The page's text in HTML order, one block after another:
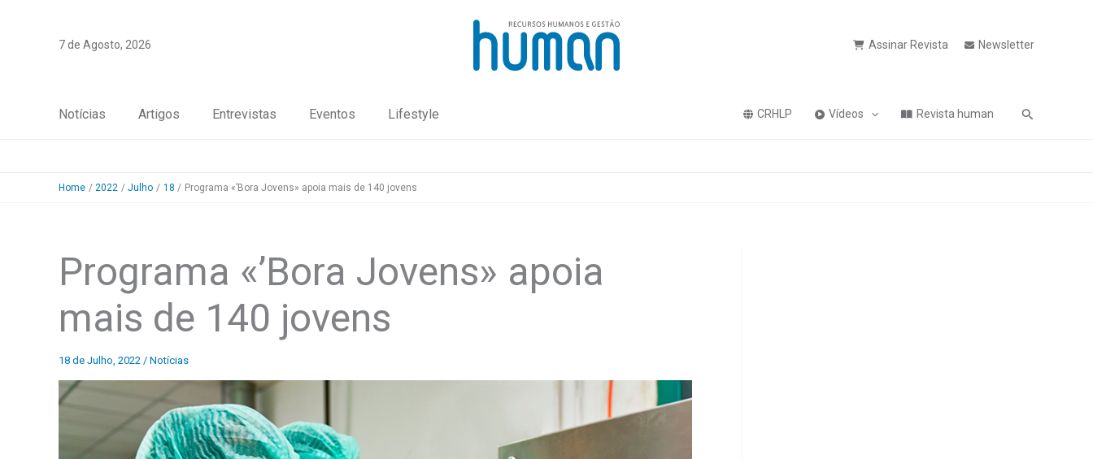
7 de Agosto, 2026 Assinar Revista Newsletter
Notícias Artigos Entrevistas Eventos Lifestyle CRHLP Vídeos Revista human Pesquisa
Home 2022 Julho 18 Programa «’Bora Jovens» apoia mais de 140 jovens
Programa «’Bora Jovens» apoia
mais de 140 jovens
18 de Julho, 2022 / Notícias